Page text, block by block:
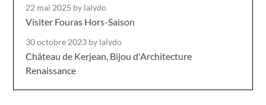
22 mai 2025 by lalydo
Visiter Fouras Hors-Saison
30 octobre 2023 by lalydo
Château de Kerjean, Bijou d'Architecture
Renaissance